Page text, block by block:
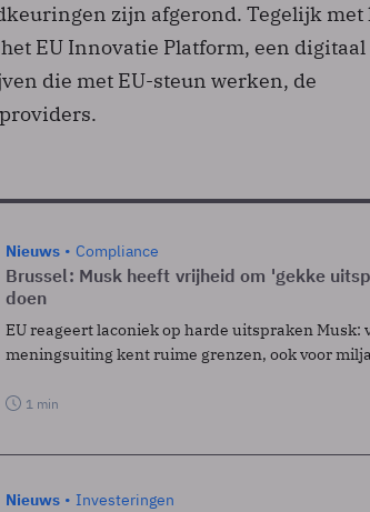
zijn afgerond. Tegelijk met
EU Innovatie Platform, een digitaal
die met EU-steun werken, de
Nieuws Compliance
Brussel: Musk heeft vrijheid om 'gekke
doen
EU reageert laconiek op harde uitspraken Musk:
meningsuiting kent ruime grenzen, ook voor
1 min
Nieuws Investeringen